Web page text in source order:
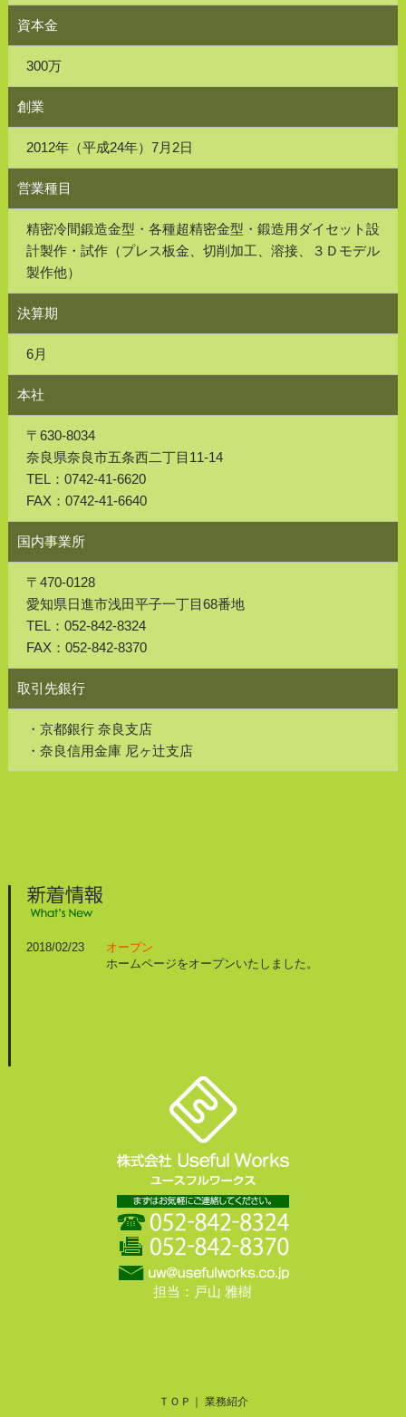
資本金
300万
創業
2012年（平成24年）7月2日
営業種目
精密冷間鍛造金型・各種超精密金型・鍛造用ダイセット設
計製作・ 試作（プレス板金、切削加工、溶接、３Ｄモデル
製作他）
決算期
6月
本社
〒630-8034
奈良県奈良市五条西二丁目11-14
TEL： 0742-41-6620
FAX： 0742-41-6640
国内事業所
〒470-0128
愛知県日進市浅田平子一丁目68番地
TEL： 052-842-8324
FAX： 052-842-8370
取引先銀行
京都銀行 奈良支店
奈良信用金庫 尼ヶ辻支店
担当：戸山 雅樹
ＴＯＰ 業務紹介